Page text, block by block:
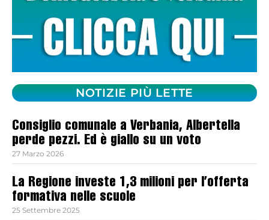
NOTIZIE PIÙ LETTE
Consiglio comunale a Verbania, Albertella
perde pezzi. Ed è giallo su un voto
27 Marzo 2026
La Regione investe 1,3 milioni per l’offerta
formativa nelle scuole
25 Settembre 2025